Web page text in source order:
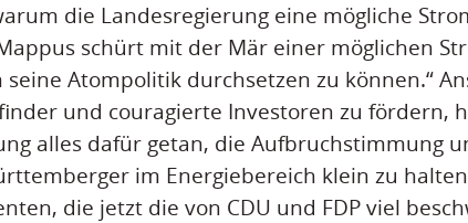
die Landesregierung eine mögliche
schürt mit der Mär einer möglichen
seine Atompolitik durchsetzen zu können.“
und couragierte Investoren zu fördern,
alles dafür getan, die Aufbruchstimmung
im Energiebereich klein zu
die jetzt die von CDU und FDP viel